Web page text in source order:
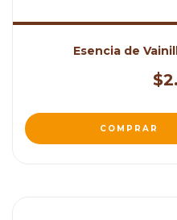
Esencia de